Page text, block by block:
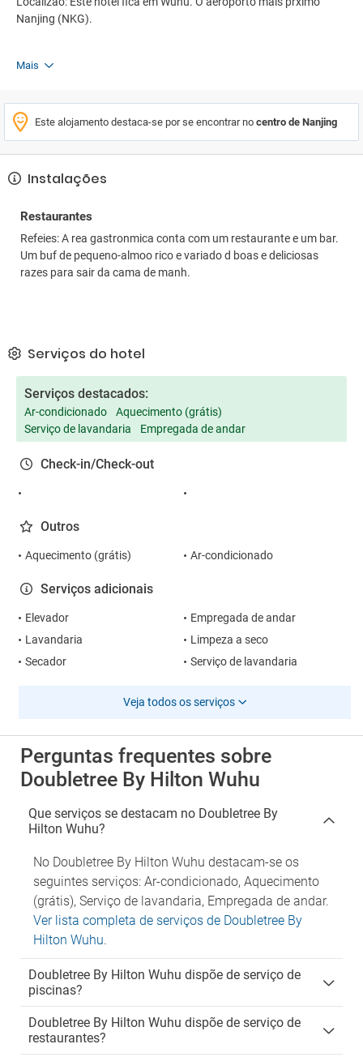
Nanjing (NKG).
Mais
Este alojamento destaca-se por se encontrar no centro de Nanjing
Instalações
Restaurantes
Refeies: A rea gastronmica conta com um restaurante e um bar.
Um buf de pequeno-almoo rico e variado d boas e deliciosas
razes para sair da cama de manh.
Serviços do hotel
Serviços destacados:
Ar-condicionado
Aquecimento (grátis)
Serviço de lavandaria
Empregada de andar
Check-in/Check-out
Outros
Aquecimento (grátis) Ar-condicionado
Serviços adicionais
Elevador
Empregada de andar
Lavandaria
Limpeza a seco
Secador
Serviço de lavandaria
Veja todos os serviços
Perguntas frequentes sobre
Doubletree By Hilton Wuhu
Que serviços se destacam no Doubletree By
Hilton Wuhu?
No Doubletree By Hilton Wuhu destacam-se os
seguintes serviços: Ar-condicionado, Aquecimento
(grátis), Serviço de lavandaria, Empregada de andar.
Ver lista completa de serviços de Doubletree By
Hilton Wuhu.
Doubletree By Hilton Wuhu dispõe de serviço de
piscinas?
Doubletree By Hilton Wuhu dispõe de serviço de
restaurantes?